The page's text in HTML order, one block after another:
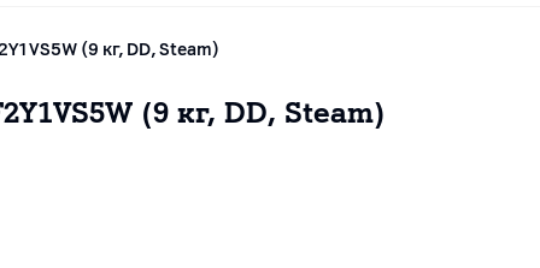
(9 кг, DD, Steam)
(9 кг, DD, Steam)